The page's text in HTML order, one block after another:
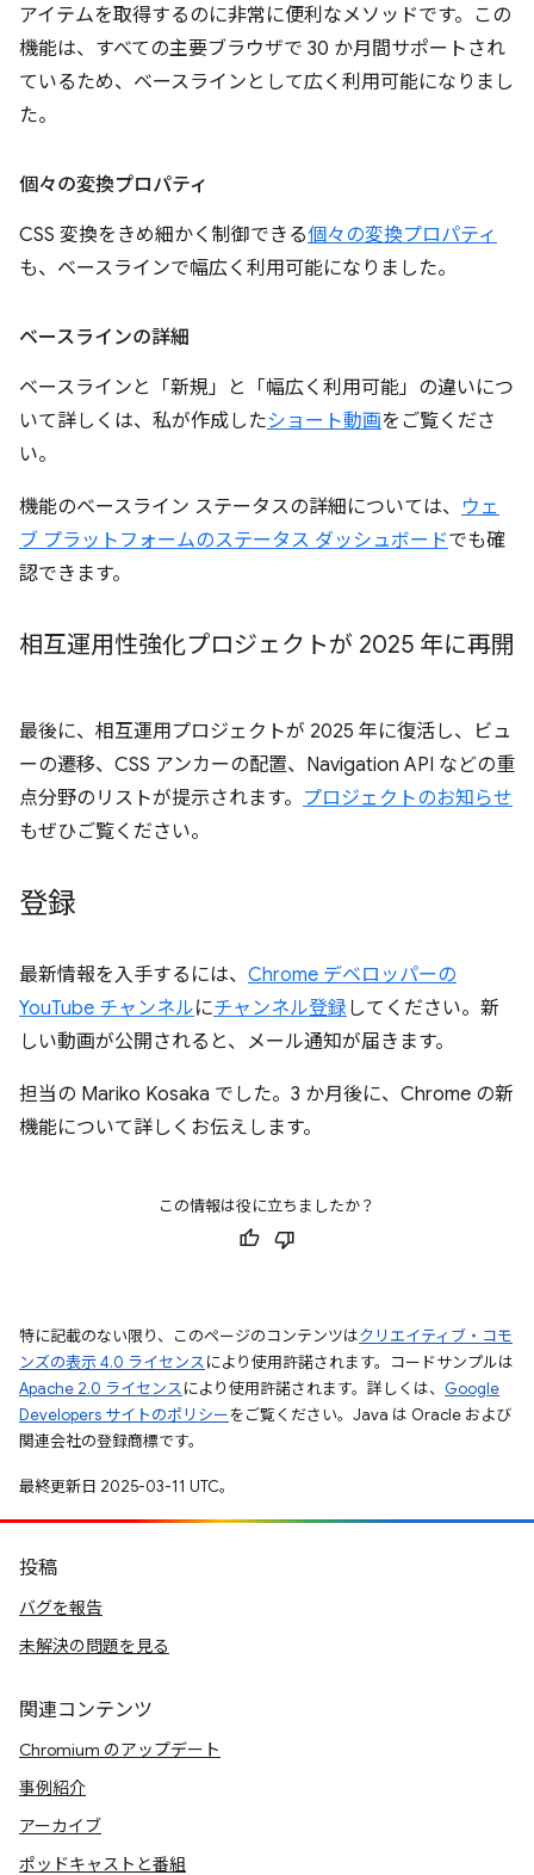
アイテムを取得するのに非常に便利なメソッドです。この
機能は、すべての主要ブラウザで 30 か月間サポートされ
ているため、ベースラインとして広く利用可能になりまし
た。
個々の変換プロパティ
CSS 変換をきめ細かく制御できる個々の変換プロパティ
も、ベースラインで幅広く利用可能になりました。
ベースラインの詳細
ベースラインと「新規」と「幅広く利用可能」の違いにつ
いて詳しくは、私が作成したショート動画をご覧くださ
い。
機能のベースライン ステータスの詳細については、 ウェ
ブ プラットフォームのステータス ダッシュボードでも確
認できます。
相互運用性強化プロジェクトが 2025 年に再開
最後に、相互運用プロジェクトが 2025 年に復活し、ビュ
ーの遷移、CSS アンカーの配置、Navigation API などの重
点分野のリストが提示されます。 プロジェクトのお知らせ
もぜひご覧ください。
登録
最新情報を入手するには、 Chrome デベロッパーの
YouTube チャンネルにチャンネル登録 してください。新
しい動画が公開されると、メール通知が届きます。
担当の Mariko Kosaka でした。3 か月後に、Chrome の新
機能について詳しくお伝えします。
この情報は役に立ちましたか？
特に記載のない限り、このページのコンテンツはクリエイティブ・コモ
ンズの表示 4.0 ライセンスにより使用許諾されます。コードサンプルは
Apache 2.0 ライセンスにより使用許諾されます。詳しくは、 Google
Developers サイトのポリシーをご覧ください。Java は Oracle および
関連会社の登録商標です。
最終更新日 2025-03-11 UTC。
投稿
バグを報告
未解決の問題を見る
関連コンテンツ
Chromium のアップデート
事例紹介
アーカイブ
ポッドキャストと番組